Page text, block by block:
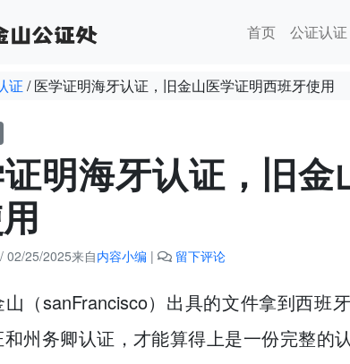
首页 公证认证
证 /医学证明海牙认证，旧金山医学证明西班牙使用
明海牙认证，旧
/ 02/25/2025来自内容小编 | 留下评论
（sanFrancisco）出具的文件拿到西班
州务卿认证，才能算得上是一份完整的